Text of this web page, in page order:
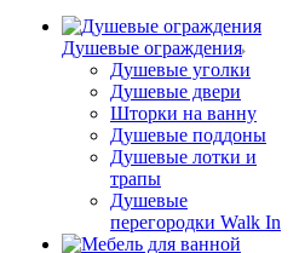
Душевые ограждения
Душевые уголки
Душевые двери
Шторки на ванну
Душевые поддоны
Душевые лотки и
трапы
Душевые
перегородки Walk In